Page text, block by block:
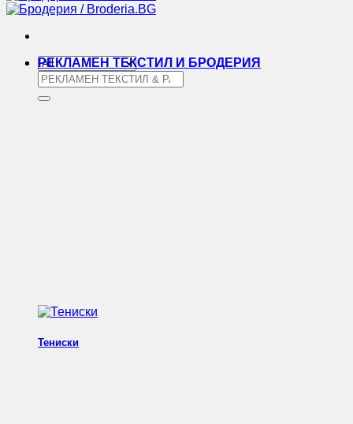
Търсене
за:
РЕКЛАМЕН ТЕКСТИЛ И БРОДЕРИЯ
Тениски